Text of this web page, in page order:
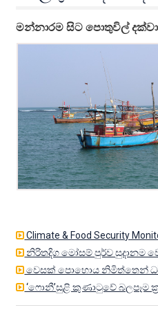
ඔබ
කලාපයක්
වශයෙන්
හදුනාගෙන
ඇති
නම්
පිළිබදව
සැකිලිමත්
වන්න.
පොලවේ
මන්නාරම සිට පොතුවිල්
Climate & Food Security
නිරිතදිග මෝසම් පුර්ව සුදානම
වෙසක් පොහොය නිමිත්තෙන්
‘ෆොනී’සුළි කුණාටුවේ බලපෑම